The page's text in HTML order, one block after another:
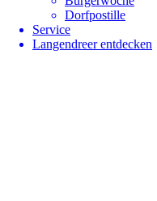
Dorfpostille
Service
Langendreer entdecken